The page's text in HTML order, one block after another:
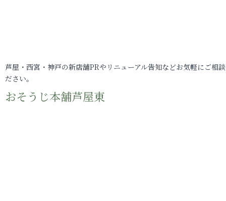
芦屋・西宮・神戸の新店舗PRやリニューアル告知などお気軽にご相
ださい。
おそうじ本舗芦屋東